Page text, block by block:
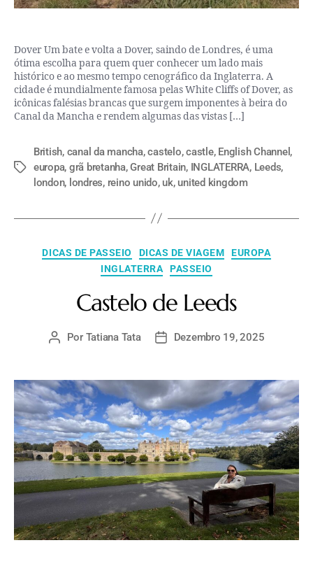
Dover Um bate e volta a Dover, saindo de Londres, é uma
ótima escolha para quem quer conhecer um lado mais
histórico e ao mesmo tempo cenográfico da Inglaterra. A
cidade é mundialmente famosa pelas White Cliffs of Dover, as
icônicas falésias brancas que surgem imponentes à beira do
Canal da Mancha e rendem algumas das vistas […]
British, canal da mancha,castelo,castle, English Channel ,
europa, grã bretanha,Great Britain, INGLATERRA, Leeds,
london, londres, reino unido, uk, united kingdom
DICAS DE PASSEIO DICAS DE VIAGEM
EUROPA
INGLATERRA
PASSEIO
Castelo de Leeds
Por Tatiana Tata Dezembro 19, 2025